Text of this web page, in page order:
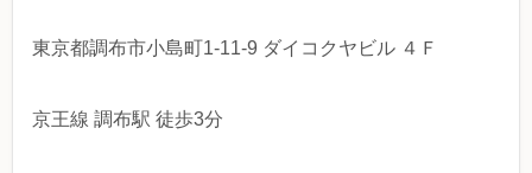
東京都調布市小島町1-11-9 ダイコクヤビル ４Ｆ
京王線 調布駅 徒歩3分